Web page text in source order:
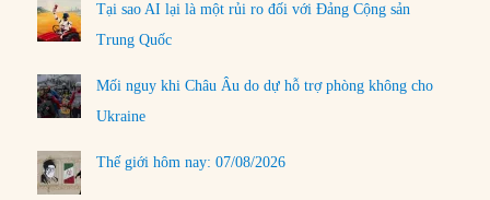
Tại sao AI lại là một rủi ro đối với Đảng Cộng sản
Trung Quốc
Mối nguy khi Châu Âu do dự hỗ trợ phòng không cho
Ukraine
Thế giới hôm nay: 07/08/2026